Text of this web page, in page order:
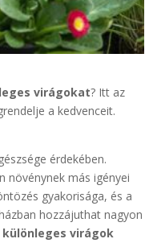
virágokat? Itt az
a kedvenceit.
érdekében.
növénynek más igényei
gyakorisága, és a
hozzájuthat nagyon
különleges virágok